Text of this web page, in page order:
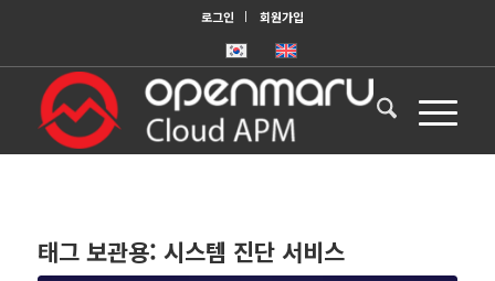
로그인 회원가입
태그 보관용: 시스템 진단 서비스